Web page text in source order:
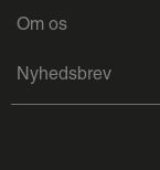
Om os
Nyhedsbrev